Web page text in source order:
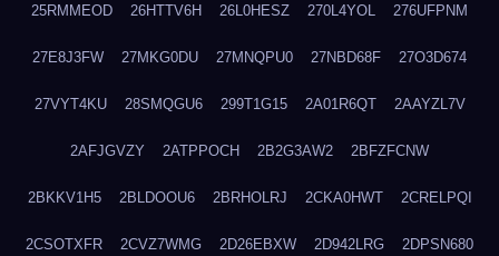
25RMMEOD 26HTTV6H 26L0HESZ 270L4YOL 276UFPNM
27E8J3FW 27MKG0DU 27MNQPU0 27NBD68F 27O3D674
27VYT4KU 28SMQGU6 299T1G15 2A01R6QT 2AAYZL7V
2AFJGVZY 2ATPPOCH 2B2G3AW2 2BFZFCNW
2BKKV1H5 2BLDOOU6 2BRHOLRJ 2CKA0HWT 2CRELPQI
2CSOTXFR 2CVZ7WMG 2D26EBXW 2D942LRG 2DPSN680